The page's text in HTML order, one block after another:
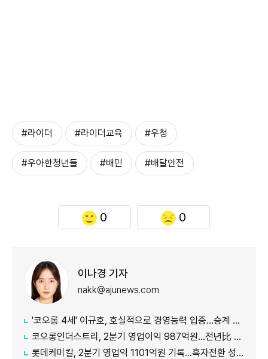
#라이더 #라이더교육 #우청
#우아한청년들 #배민 #배달안전
0 0
이나경 기자
nakk@ajunews.com
'코오롱 4세' 이규호, 호실적으로 경영능력 입증…승계 기반 강화
코오롱인더스트리, 2분기 영업이익 987억원...전년比 118% 증가
롯데케미칼, 2분기 영업익 1101억원 기록...흑자전환 성공